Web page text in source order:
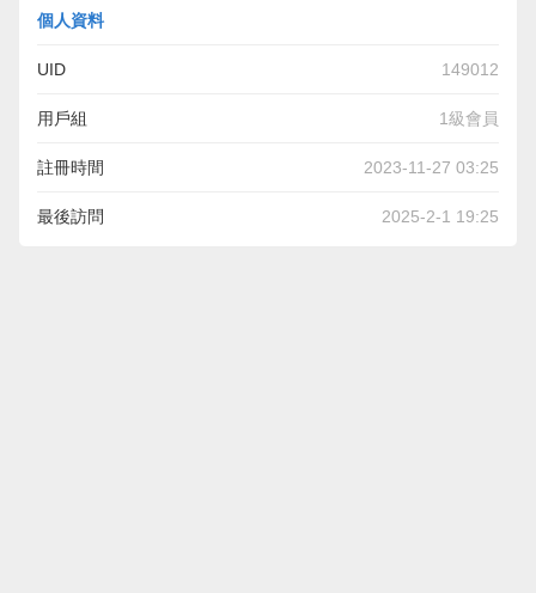
個人資料
UID 149012
用戶組 1級會員
註冊時間 2023-11-27 03:25
最後訪問 2025-2-1 19:25